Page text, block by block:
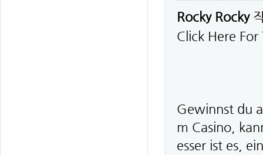
Rocky Rocky
Click Here For
Gewinnst du
m Casino,
esser ist es,